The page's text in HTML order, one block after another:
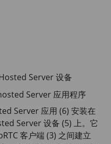
Server 设备
Server 应用程序
Server 应用 (6) 安装在
Server 设备 (5) 上。它
客户端 (3) 之间建立